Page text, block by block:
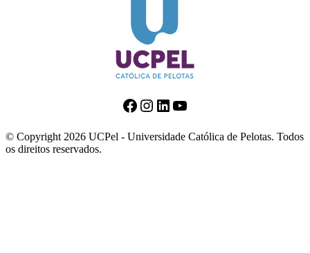
Facebook
Instagram
LinkedIn
Youtube
© Copyright 2026 UCPel - Universidade Católica de Pelotas. Todos
os direitos reservados.